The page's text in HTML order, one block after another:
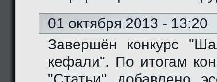
01 октября 2013 - 13:20
Завершён конкурс
кефали". По итогам